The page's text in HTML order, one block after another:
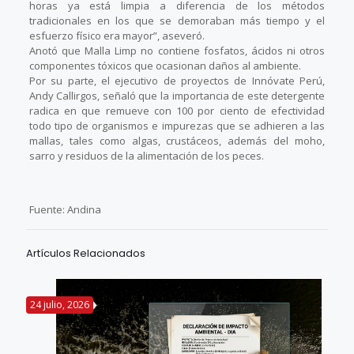
horas ya está limpia a diferencia de los métodos
tradicionales en los que se demoraban más tiempo y el
esfuerzo físico era mayor”, aseveró.
Anotó que Malla Limp no contiene fosfatos, ácidos ni otros
componentes tóxicos que ocasionan daños al ambiente.
Por su parte, el ejecutivo de proyectos de Innóvate Perú,
Andy Callirgos, señaló que la importancia de este detergente
radica en que remueve con 100 por ciento de efectividad
todo tipo de organismos e impurezas que se adhieren a las
mallas, tales como algas, crustáceos, además del moho,
sarro y residuos de la alimentación de los peces.
Fuente: Andina
Artículos Relacionados
24 julio, 2026